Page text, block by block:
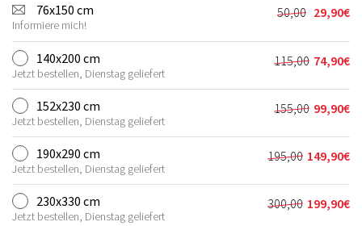
76x150 cm
Informiere mich!
50,00
Preis
war:
50,00€
29,90€
Aktueller
Preis
ist:
29,90€.
140x200 cm
Jetzt bestellen, Dienstag geliefert
115,00
Preis
war:
115,00€
74,90€
Aktueller
Preis
ist:
74,90€.
152x230 cm
Jetzt bestellen, Dienstag geliefert
155,00
Preis
war:
155,00€
99,90€
Aktueller
Preis
ist:
99,90€.
190x290 cm
Jetzt bestellen, Dienstag geliefert
195,00
Preis
war:
195,00€
149,90€
Aktueller
Preis
ist:
149,90€.
230x330 cm
Jetzt bestellen, Dienstag geliefert
300,00 199,90€
Aktueller